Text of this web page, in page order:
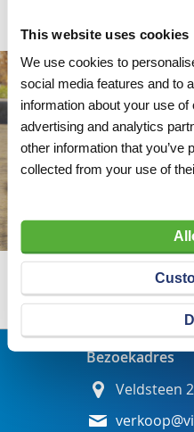
This website uses cookies
We use cookies to
social media features and to
information about your use
advertising and analytics
other information that you’ve
collected from your use of
Wij
Bezoekadres
Veldsteen